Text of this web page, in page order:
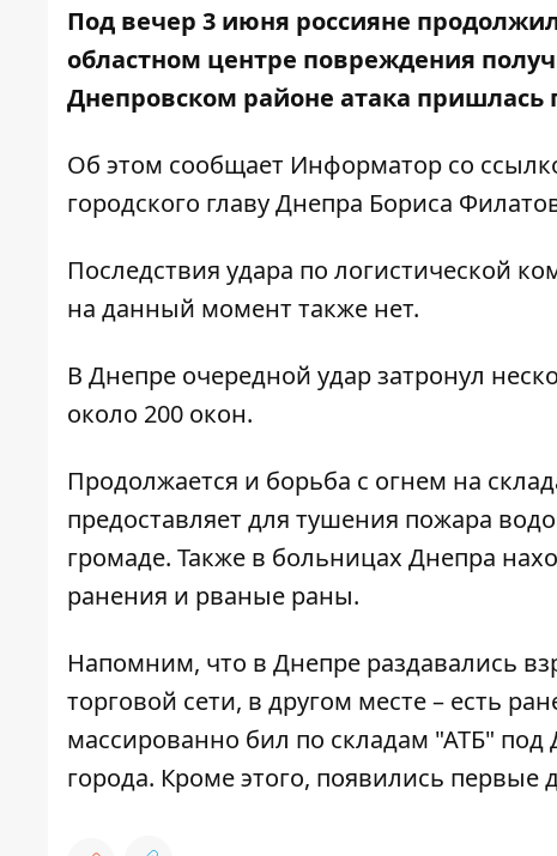
Под вечер 3 июня россияне
областном центре повреждения
Днепровском районе атака
Об этом сообщает Информатор со
городского главу Днепра Бориса
Последствия удара по логистической
на данный момент также нет.
В Днепре очередной удар затронул
около 200 окон.
Продолжается и борьба с огнем на
предоставляет для тушения пожара
громаде. Также в больницах Днепра
ранения и рваные раны.
Напомним, что в Днепре раздавались
торговой сети, в другом месте – есть
массированно бил по складам "АТБ" под
города. Кроме этого, появились первые